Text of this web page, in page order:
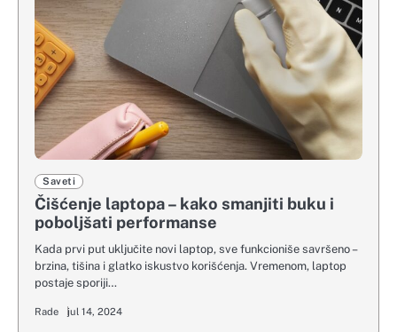
Saveti
Čišćenje laptopa – kako smanjiti buku i
poboljšati performanse
Kada prvi put uključite novi laptop, sve funkcioniše savršeno –
brzina, tišina i glatko iskustvo korišćenja. Vremenom, laptop
postaje sporiji…
Rade jul 14, 2024